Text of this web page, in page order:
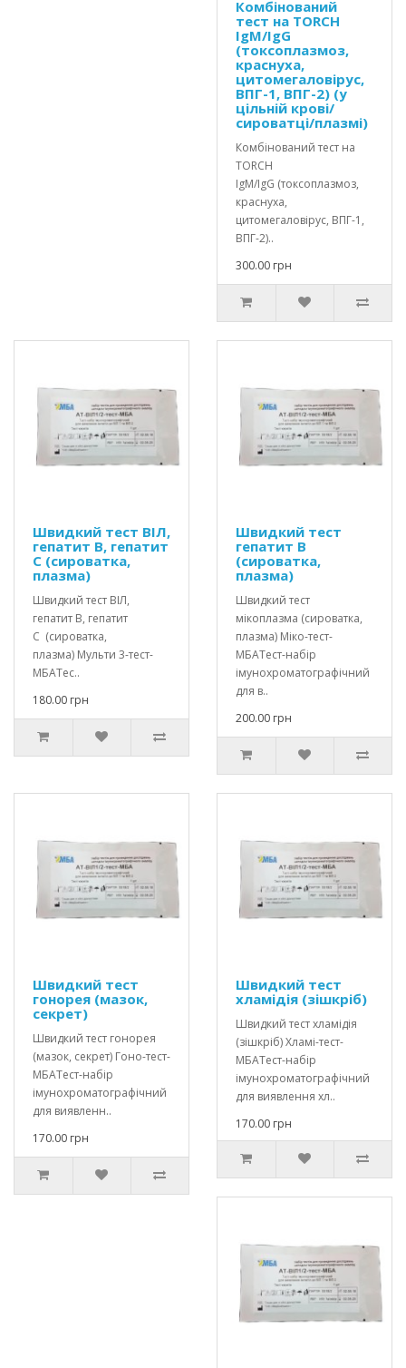
Комбінований
тест на TORCH
IgM/IgG
(токсоплазмоз,
краснуха,
цитомегаловірус,
ВПГ-1, ВПГ-2) (у
цільній крові/
сироватці/плазмі)
Комбінований тест на
TORCH
IgM/IgG (токсоплазмоз,
краснуха,
цитомегаловірус, ВПГ-1,
ВПГ-2)..
300.00 грн
Швидкий тест ВІЛ,
гепатит В, гепатит
С (сироватка,
плазма)
Швидкий тест ВІЛ,
гепатит В, гепатит
С (сироватка,
плазма) Мульти 3-тест-
МБАТес..
180.00 грн
Швидкий тест
гепатит В
(сироватка,
плазма)
Швидкий тест
мікоплазма (сироватка,
плазма) Міко-тест-
МБАТест-набір
імунохроматографічний
для в..
200.00 грн
Швидкий тест
гонорея (мазок,
секрет)
Швидкий тест гонорея
(мазок, секрет) Гоно-тест-
МБАТест-набір
імунохроматографічний
для виявленн..
170.00 грн
Швидкий тест
хламідія (зішкріб)
Швидкий тест хламідія
(зішкріб) Хламі-тест-
МБАТест-набір
імунохроматографічний
для виявлення хл..
170.00 грн